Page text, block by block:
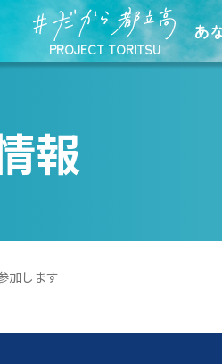
PROJECT TORITSU
あ
報
加します